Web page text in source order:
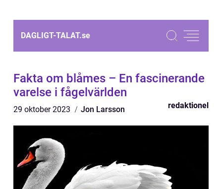
DAGLIGT-TALAT.se
Fakta om blåmes – En fascinerande
varelse i fågelvärlden
29 oktober 2023 Jon Larsson redaktionel